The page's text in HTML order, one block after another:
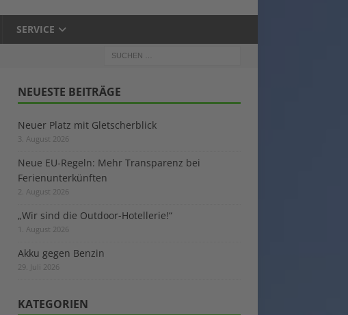
SERVICE
NEUESTE BEITRÄGE
Neuer Platz mit Gletscherblick
3. August 2026
Neue EU-Regeln: Mehr Transparenz bei
Ferienunterkünften
2. August 2026
„Wir sind die Outdoor-Hotellerie!“
1. August 2026
Akku gegen Benzin
29. Juli 2026
KATEGORIEN